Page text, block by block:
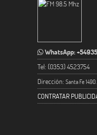
WhatsApp:
Tel: (0353) 4523754
Dirección: Santa Fe
CONTRATAR